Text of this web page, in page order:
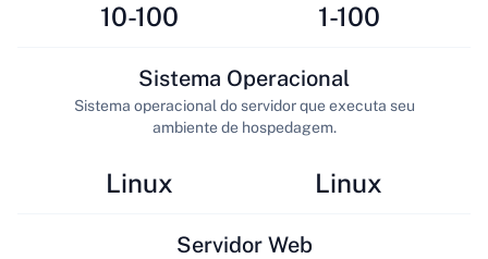
10-100 1-100
Linux
Sistema Operacional
Sistema operacional do servidor que executa seu
ambiente de hospedagem.
Linux
Servidor Web